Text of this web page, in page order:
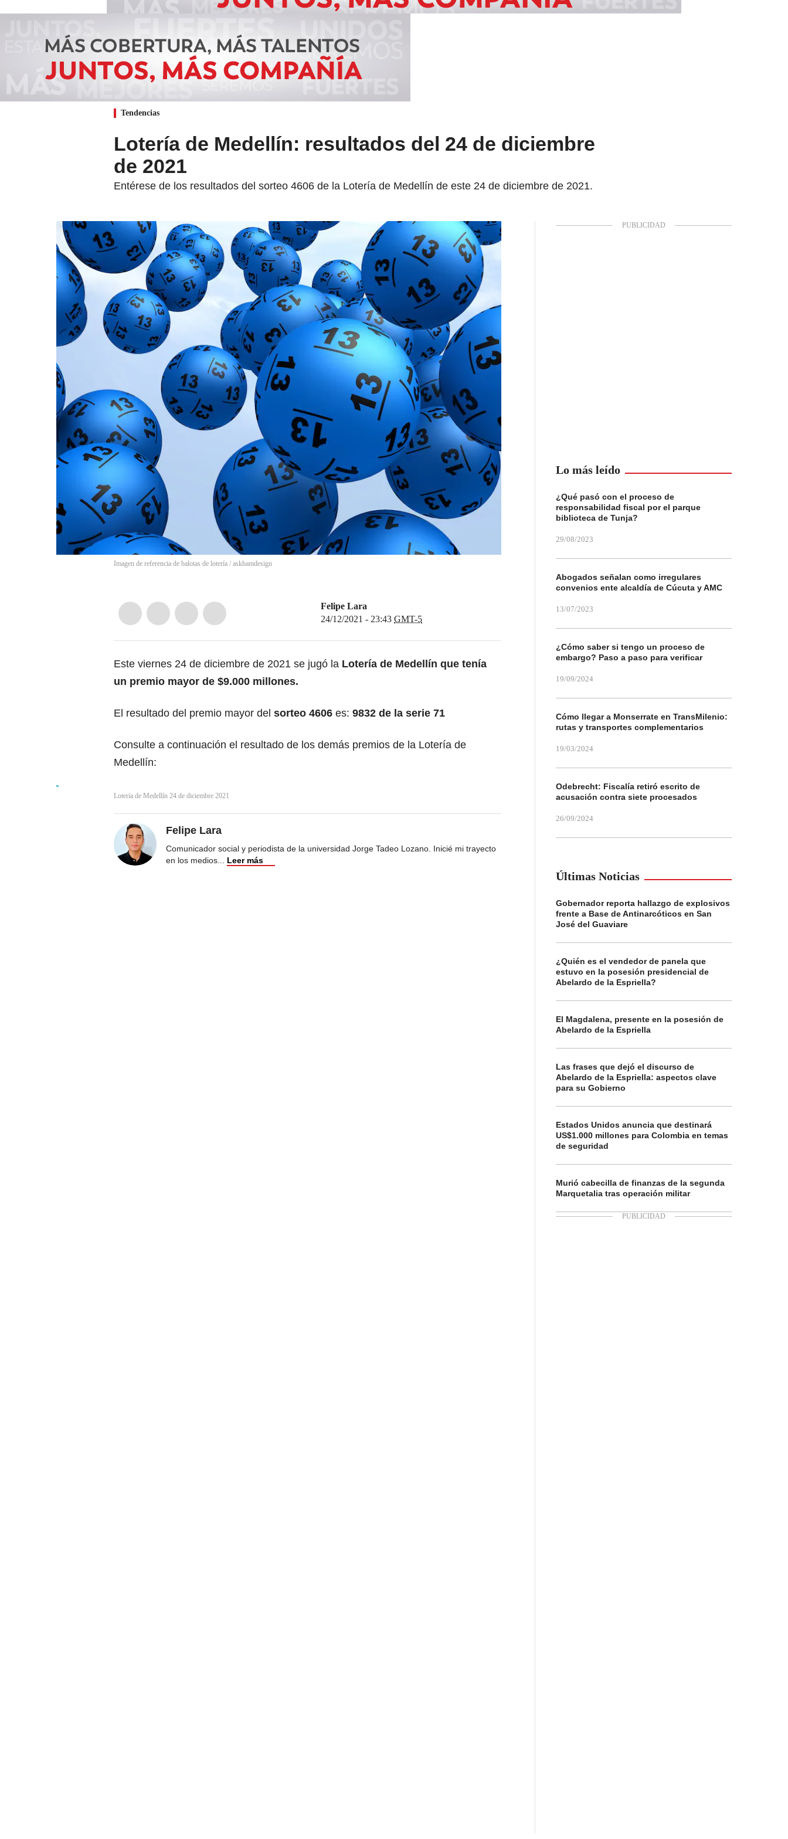
Tendencias
Lotería de Medellín: resultados del 24 de diciembre
de 2021
Entérese de los resultados del sorteo 4606 de la Lotería de Medellín de este 24 de diciembre de 2021.
Imagen de referencia de balotas de lotería / askhamdesign
Felipe Lara
24/12/2021 - 23:43 GMT-5
Este viernes 24 de diciembre de 2021 se jugó la Lotería de Medellín que tenía
un premio mayor de $9.000 millones.
El resultado del premio mayor del sorteo 4606 es: 9832 de la serie 71
Consulte a continuación el resultado de los demás premios de la Lotería de
Medellín:
Lotería de Medellín 24 de diciembre 2021
Felipe Lara
Comunicador social y periodista de la universidad Jorge Tadeo Lozano. Inicié mi trayecto
en los medios... Leer más
Lo más leído
¿Qué pasó con el proceso de
responsabilidad fiscal por el parque
biblioteca de Tunja?
29/08/2023
Abogados señalan como irregulares
convenios ente alcaldía de Cúcuta y AMC
13/07/2023
¿Cómo saber si tengo un proceso de
embargo? Paso a paso para verificar
19/09/2024
Cómo llegar a Monserrate en TransMilenio:
rutas y transportes complementarios
19/03/2024
Odebrecht: Fiscalía retiró escrito de
acusación contra siete procesados
26/09/2024
Últimas Noticias
Gobernador reporta hallazgo de explosivos
frente a Base de Antinarcóticos en San
José del Guaviare
¿Quién es el vendedor de panela que
estuvo en la posesión presidencial de
Abelardo de la Espriella?
El Magdalena, presente en la posesión de
Abelardo de la Espriella
Las frases que dejó el discurso de
Abelardo de la Espriella: aspectos clave
para su Gobierno
Estados Unidos anuncia que destinará
US$1.000 millones para Colombia en temas
de seguridad
Murió cabecilla de finanzas de la segunda
Marquetalia tras operación militar